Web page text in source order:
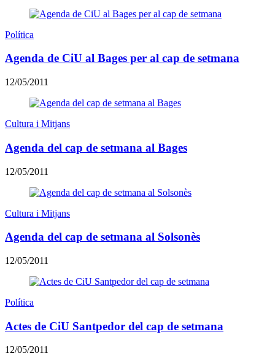
Política
Agenda de CiU al Bages per al cap de setmana
12/05/2011
Cultura i Mitjans
Agenda del cap de setmana al Bages
12/05/2011
Cultura i Mitjans
Agenda del cap de setmana al Solsonès
12/05/2011
Política
Actes de CiU Santpedor del cap de setmana
12/05/2011